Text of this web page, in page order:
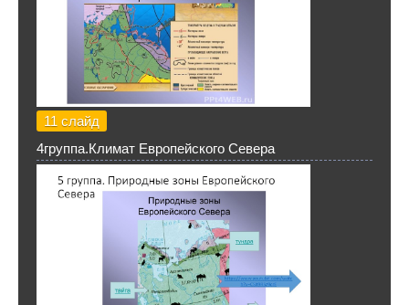
11 слайд
4группа.Климат Европейского Севера